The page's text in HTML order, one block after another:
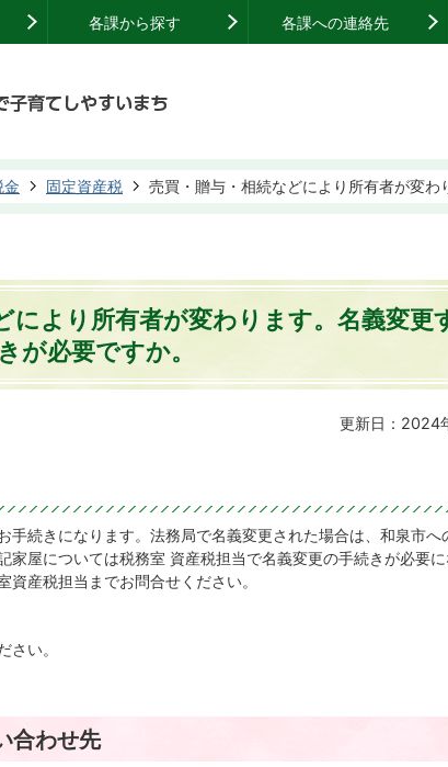
各課から探す 各課への連絡先
金 固定資産税 売買・贈与・相続などにより所有者が変わ
により所有者が変わります。名義変更
が必要ですか。
更新日：2024
手続きになります。法務局で名義変更された場合は、和泉市へ
家屋については税務室 資産税担当で名義変更の手続きが必要に
産税担当までお問合せください。
さい。
合わせ先